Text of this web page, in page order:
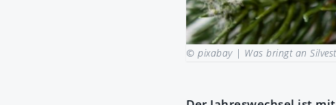
© pixabay | Was bringt an